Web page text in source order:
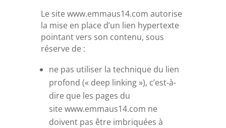
Le site www.emmaus14.com autorise
la mise en place d’un lien hypertexte
pointant vers son contenu, sous
réserve de :
ne pas utiliser la technique du lien
profond (« deep linking »), c’est-à-
dire que les pages du
site www.emmaus14.com ne
doivent pas être imbriquées à